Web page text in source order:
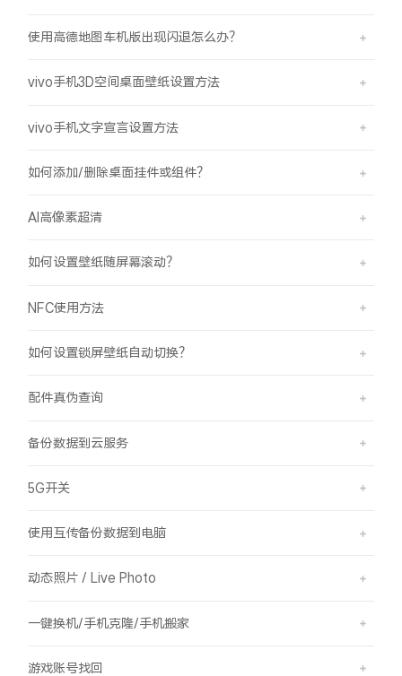
使用高德地图车机版出现闪退怎么办？
vivo手机3D空间桌面壁纸设置方法
vivo手机文字宣言设置方法
如何添加/删除桌面挂件或组件？
AI高像素超清
如何设置壁纸随屏幕滚动？
NFC使用方法
如何设置锁屏壁纸自动切换？
配件真伪查询
备份数据到云服务
5G开关
使用互传备份数据到电脑
动态照片 / Live Photo
一键换机/手机克隆/手机搬家
游戏账号找回